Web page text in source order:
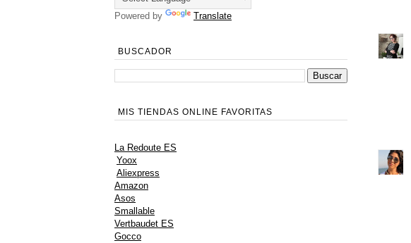
Powered by Translate
BUSCADOR
MIS TIENDAS ONLINE FAVORITAS
La Redoute ES
Yoox
Aliexpress
Amazon
Asos
Smallable
Vertbaudet ES
Gocco